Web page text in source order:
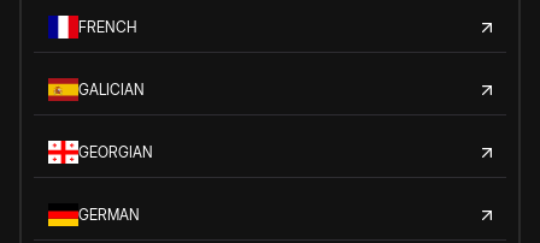
FRENCH
GALICIAN
GEORGIAN
GERMAN